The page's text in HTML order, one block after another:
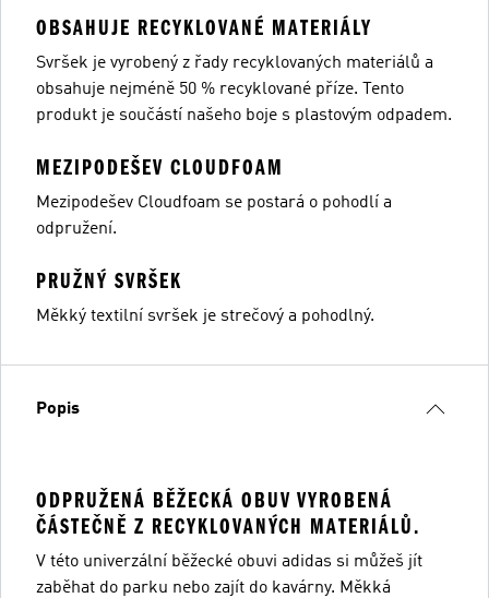
OBSAHUJE RECYKLOVANÉ MATERIÁLY
Svršek je vyrobený z řady recyklovaných materiálů a
obsahuje nejméně 50 % recyklované příze. Tento
produkt je součástí našeho boje s plastovým odpadem.
MEZIPODEŠEV CLOUDFOAM
Mezipodešev Cloudfoam se postará o pohodlí a
odpružení.
PRUŽNÝ SVRŠEK
Měkký textilní svršek je strečový a pohodlný.
Popis
ODPRUŽENÁ BĚŽECKÁ OBUV VYROBENÁ
ČÁSTEČNĚ Z RECYKLOVANÝCH MATERIÁLŮ.
V této univerzální běžecké obuvi adidas si můžeš jít
zaběhat do parku nebo zajít do kavárny. Měkká